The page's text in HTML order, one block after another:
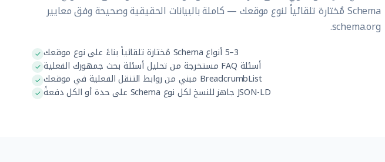
Schema مُختارة تلقائياً لنوع موقعك — كاملة بالبيانات الحقيقية وصحيحة وفق معايير
schema.org.
3–5 أنواع Schema مُختارة تلقائياً بناءً على نوع موقعك
أسئلة FAQ مستخرجة من تحليل أسئلة بحث جمهورك الفعلية
BreadcrumbList مبني من روابط التنقل الفعلية في موقعك
JSON-LD جاهز للنسخ لكل نوع Schema على حدة أو الكل دفعةً